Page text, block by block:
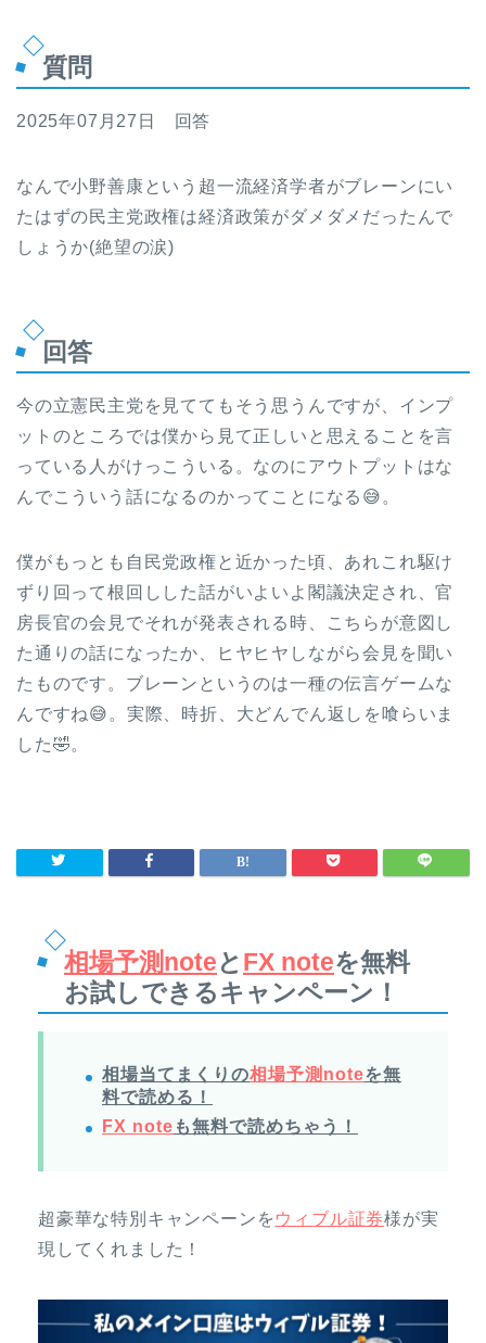
質問
2025年07月27日 回答
なんで小野善康という超一流経済学者がブレーンにい
たはずの民主党政権は経済政策がダメダメだったんで
しょうか(絶望の涙)
回答
今の立憲民主党を見ててもそう思うんですが、インプ
ットのところでは僕から見て正しいと思えることを言
っている人がけっこういる。なのにアウトプットはな
んでこういう話になるのかってことになる😅。
僕がもっとも自民党政権と近かった頃、あれこれ駆け
ずり回って根回しした話がいよいよ閣議決定され、官
房長官の会見でそれが発表される時、こちらが意図し
た通りの話になったか、ヒヤヒヤしながら会見を聞い
たものです。ブレーンというのは一種の伝言ゲームな
んですね😅。実際、時折、大どんでん返しを喰らいま
した🤣。
相場予測noteとFX noteを無料
お試しできるキャンペーン！
相場当てまくりの相場予測noteを無
料で読める！
FX note も無料で読めちゃう！
超豪華な特別キャンペーンを ウィブル証券様が実
現してくれました！